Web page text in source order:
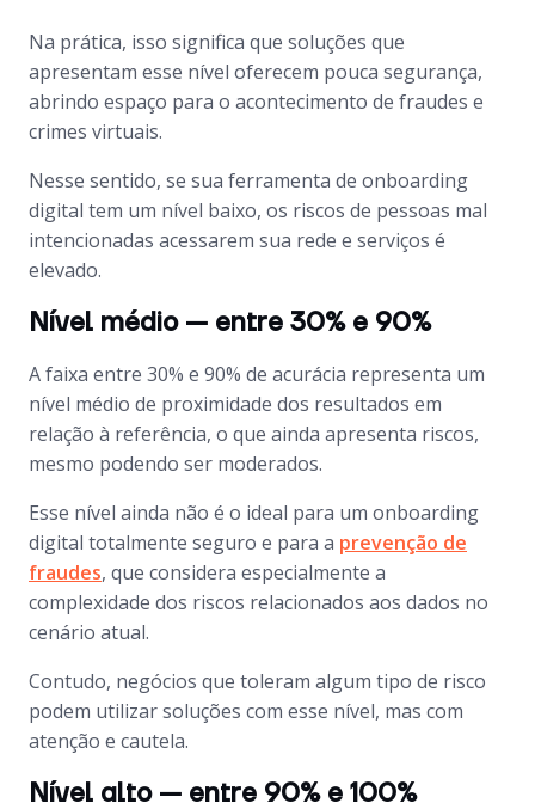
Na prática, isso significa que soluções que
apresentam esse nível oferecem pouca segurança,
abrindo espaço para o acontecimento de fraudes e
crimes virtuais.
Nesse sentido, se sua ferramenta de onboarding
digital tem um nível baixo, os riscos de pessoas mal
intencionadas acessarem sua rede e serviços é
elevado.
Nível médio — entre 30% e 90%
A faixa entre 30% e 90% de acurácia representa um
nível médio de proximidade dos resultados em
relação à referência, o que ainda apresenta riscos,
mesmo podendo ser moderados.
Esse nível ainda não é o ideal para um onboarding
digital totalmente seguro e para a prevenção de
fraudes, que considera especialmente a
complexidade dos riscos relacionados aos dados no
cenário atual.
Contudo, negócios que toleram algum tipo de risco
podem utilizar soluções com esse nível, mas com
atenção e cautela.
Nível alto — entre 90% e 100%